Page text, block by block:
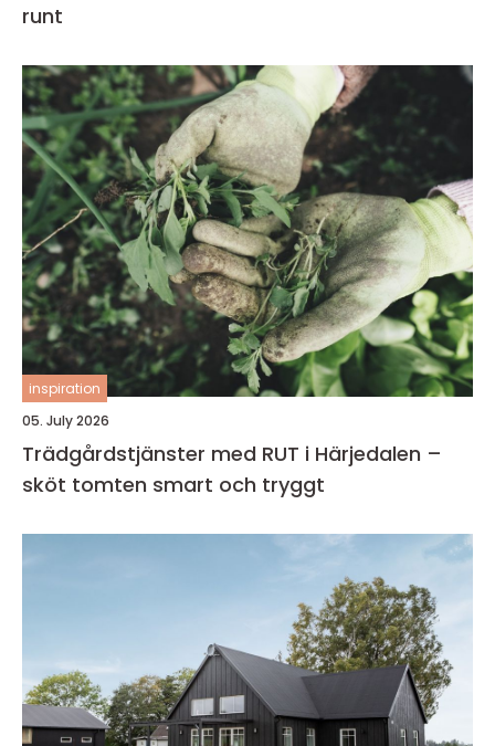
runt
inspiration
05. July 2026
Trädgårdstjänster med RUT i Härjedalen –
sköt tomten smart och tryggt